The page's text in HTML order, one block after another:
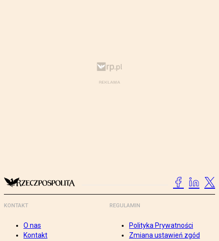
KONTAKT
O nas
Kontakt
REGULAMIN
Polityka Prywatności
Zmiana ustawień zgód